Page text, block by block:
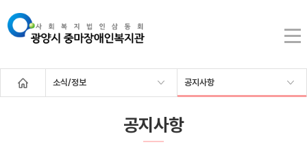
소식/정보 공지사항
공지사항